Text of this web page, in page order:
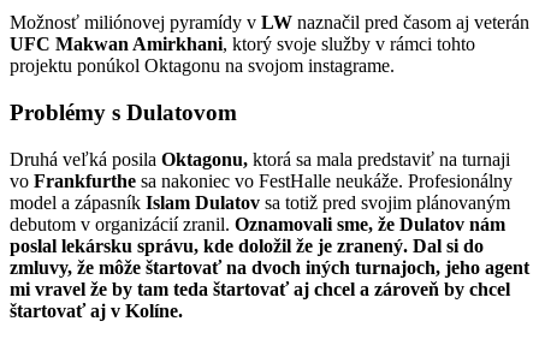
Možnosť miliónovej pyramídy v LW naznačil pred časom aj veterán
UFC Makwan Amirkhani, ktorý svoje služby v rámci tohto
projektu ponúkol Oktagonu na svojom instagrame.
Problémy s Dulatovom
Druhá veľká posila Oktagonu, ktorá sa mala predstaviť na turnaji
vo Frankfurthe sa nakoniec vo FestHalle neukáže. Profesionálny
model a zápasník Islam Dulatov sa totiž pred svojim plánovaným
debutom v organizácií zranil. Oznamovali sme, že Dulatov nám
poslal lekársku správu, kde doložil že je zranený. Dal si do
zmluvy, že môže štartovať na dvoch iných turnajoch, jeho agent
mi vravel že by tam teda štartovať aj chcel a zároveň by chcel
štartovať aj v Kolíne.